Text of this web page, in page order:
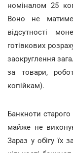
номіналом 25
Воно не
відсутності
готівкових
заокруглення
за товари,
копійкам).
Банкноти старого
майже не
Зараз у обігу їх